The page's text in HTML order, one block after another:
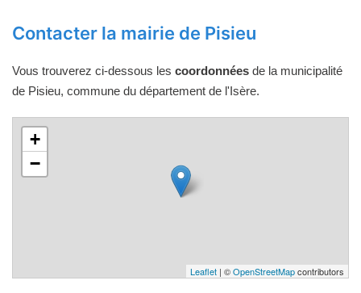
Contacter la mairie de Pisieu
Vous trouverez ci-dessous les coordonnées de la municipalité
de Pisieu, commune du département de l'Isère.
+
−
Leaflet | ©OpenStreetMapcontributors